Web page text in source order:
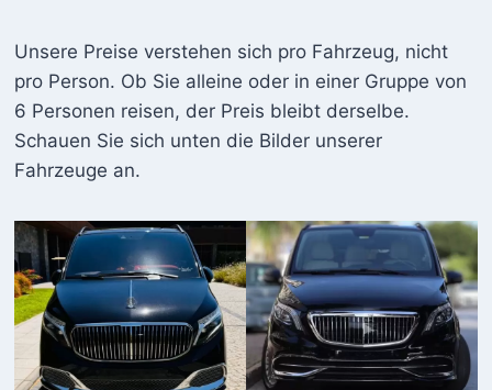
Unsere Preise verstehen sich pro Fahrzeug, nicht
pro Person. Ob Sie alleine oder in einer Gruppe von
6 Personen reisen, der Preis bleibt derselbe.
Schauen Sie sich unten die Bilder unserer
Fahrzeuge an.